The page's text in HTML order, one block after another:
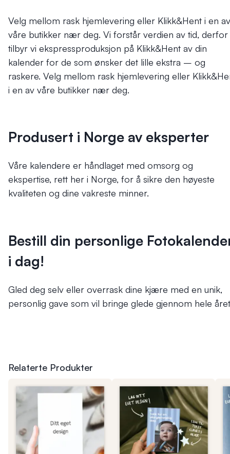
Velg mellom rask hjemlevering eller Klikk&Hent i en av
våre butikker nær deg. Vi forstår verdien av tid, derfor
tilbyr vi ekspressproduksjon på Klikk&Hent av din
kalender for de som ønsker det lille ekstra – og
raskere. Velg mellom rask hjemlevering eller
i en av våre butikker nær deg.
Produsert i Norge av eksperter
Våre kalendere er håndlaget med omsorg og
ekspertise, rett her i Norge, for å sikre den høyeste
kvaliteten og dine vakreste minner.
Bestill din personlige
i dag!
Gled deg selv eller overrask dine kjære med en unik,
personlig gave som vil bringe glede gjennom hele
Relaterte Produkter